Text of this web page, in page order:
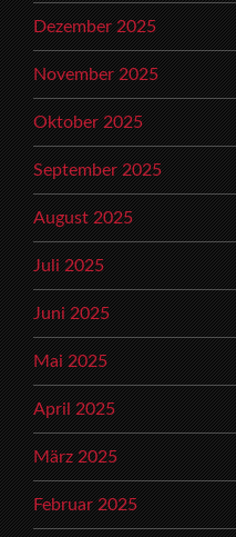
Dezember 2025
November 2025
Oktober 2025
September 2025
August 2025
Juli 2025
Juni 2025
Mai 2025
April 2025
März 2025
Februar 2025